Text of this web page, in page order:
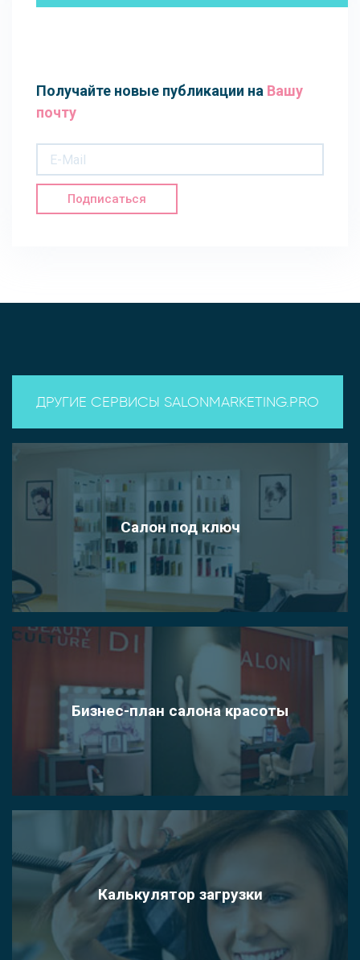
Получайте новые публикации на Вашу
почту
Подписаться
ДРУГИЕ СЕРВИСЫ SALONMARKETING.PRO
Салон под ключ
Бизнес-план салона красоты
Калькулятор загрузки